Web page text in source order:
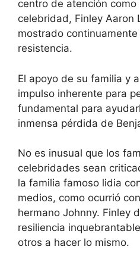
centro de atención
celebridad, Finley Aaron
mostrado
resistencia.
El apoyo de su familia y
impulso inherente para
fundamental para
inmensa pérdida de
No es inusual que los
celebridades sean
la familia famoso lidia
medios, como ocurrió
hermano Johnny. Finley
resiliencia
otros a hacer lo mismo.